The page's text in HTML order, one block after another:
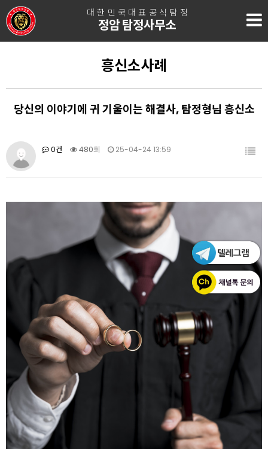
대한민국대표공식탐정
정암 탐정사무소
흥신소사례
당신의 이야기에 귀 기울이는 해결사, 탐정형님 흥신소
0건 480회 25-04-24 13:59